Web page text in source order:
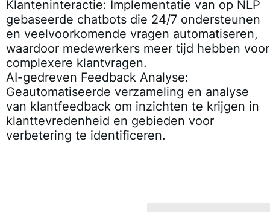
Klanteninteractie: Implementatie van op NLP
gebaseerde chatbots die 24/7 ondersteunen
en veelvoorkomende vragen automatiseren,
waardoor medewerkers meer tijd hebben voor
complexere klantvragen.
AI-gedreven Feedback Analyse:
Geautomatiseerde verzameling en analyse
van klantfeedback om inzichten te krijgen in
klanttevredenheid en gebieden voor
verbetering te identificeren.